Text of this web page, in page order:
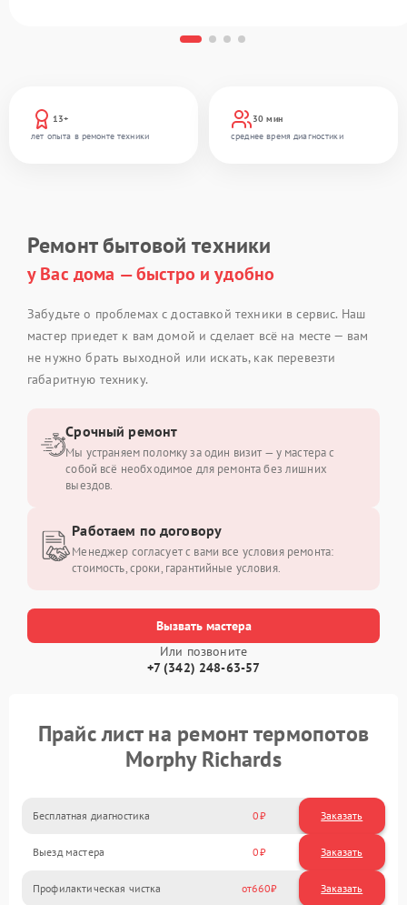
13+
лет опыта в ремонте техники
30 мин
среднее время диагностики
Ремонт бытовой техники
у Вас дома — быстро и удобно
Забудьте о проблемах с доставкой техники в сервис. Наш
мастер приедет к вам домой и сделает всё на месте — вам
не нужно брать выходной или искать, как перевезти
габаритную технику.
Вызвать мастера
Или позвоните
+7 (342) 248-63-57
Срочный ремонт
Мы устраняем поломку за один визит — у мастера с
собой всё необходимое для ремонта без лишних
выездов.
Работаем по договору
Менеджер согласует с вами все условия ремонта:
стоимость, сроки, гарантийные условия.
Прайс лист на ремонт термопотов
Morphy Richards
Бесплатная диагностика 0 Заказать
Выезд мастера 0 Заказать
Профилактическая чистка 660